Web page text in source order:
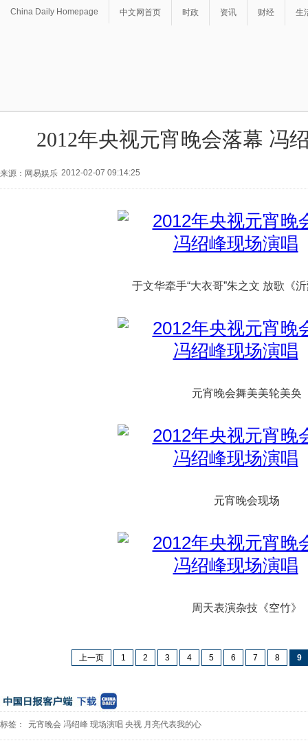
China Daily Homepage 中文网首页 时政 资讯 财经 生
2012年央视元宵晚会落幕 冯
来源：网易娱乐 2012-02-07 09:14:25
于文华牵手“大衣哥”朱之文 放歌《沂
元宵晚会舞美美轮美奂
元宵晚会现场
周天表演杂技《空竹》
上一页 1 2 3 4 5 6 7 8 9
标签： 元宵晚会 冯绍峰 现场演唱 央视 月亮代表我的心